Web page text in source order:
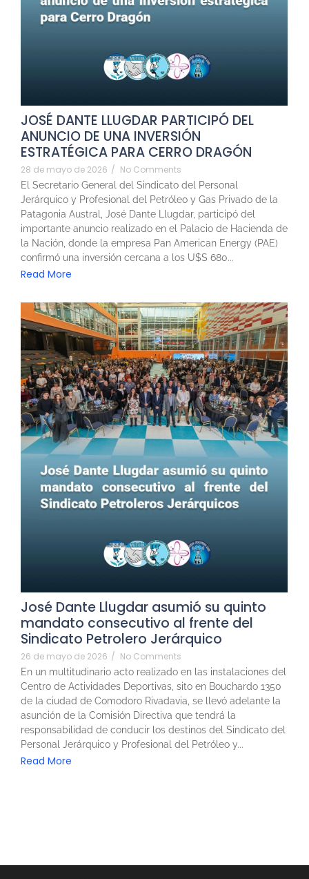
JOSÉ DANTE LLUGDAR PARTICIPÓ DEL
ANUNCIO DE UNA INVERSIÓN
ESTRATÉGICA PARA CERRO DRAGÓN
28 de mayo de 2026 / No Comments
El Secretario General del Sindicato del Personal
Jerárquico y Profesional del Petróleo y Gas Privado de la
Patagonia Austral, José Dante Llugdar, participó del
importante anuncio realizado en el Palacio de Hacienda de
la Nación, donde la empresa Pan American Energy (PAE)
confirmó una inversión cercana a los U$S 680...
Read More
José Dante Llugdar asumió su quinto
mandato consecutivo al frente del
Sindicato Petrolero Jerárquico
26 de mayo de 2026 / No Comments
En un multitudinario acto realizado en las instalaciones del
Centro de Actividades Deportivas, sito en Bouchardo 1350
de la ciudad de Comodoro Rivadavia, se llevó adelante la
asunción de la Comisión Directiva que tendrá la
responsabilidad de conducir los destinos del Sindicato del
Personal Jerárquico y Profesional del Petróleo y...
Read More